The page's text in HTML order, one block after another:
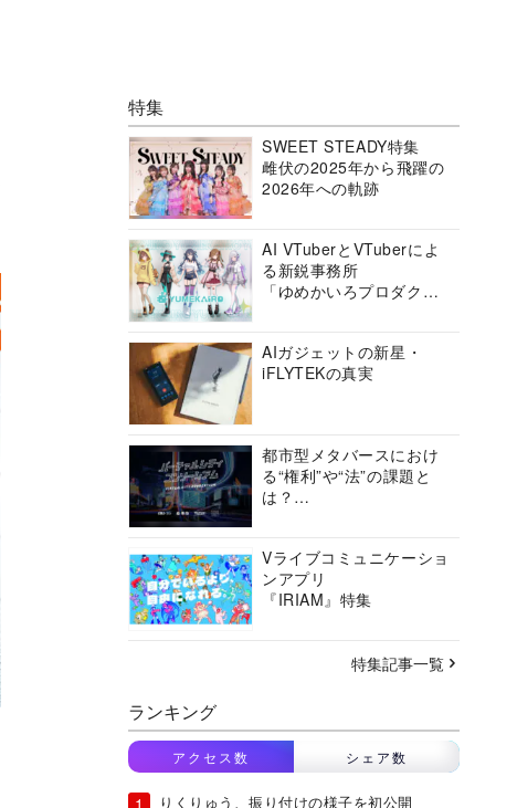
特集
SWEET STEADY特集
雌伏の2025年から飛躍の
2026年への軌跡
AI VTuberとVTuberによ
る新鋭事務所
「ゆめかいろプロダクシ
AIガジェットの新星・
iFLYTEKの真実
都市型メタバースにおけ
る“権利”や“法”の課題と
は？
ーシアムの挑戦に迫る
Vライブコミュニケーショ
ンアプリ
『IRIAM』特集
特集記事一覧
ランキング
アクセス数 シェア数
りくりゅう、振り付けの様子を初公開